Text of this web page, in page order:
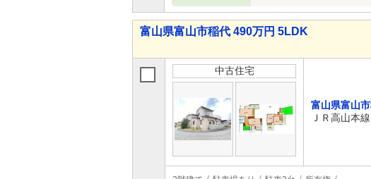
富山県富山市稲代 490万円 5LDK
中古住宅
富山県富山
ＪＲ高山本